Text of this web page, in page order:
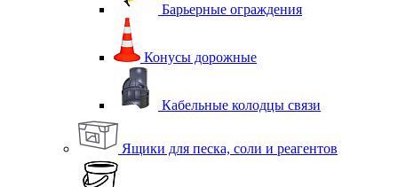
Барьерные ограждения
Конусы дорожные
Кабельные колодцы связи
Ящики для песка, соли и реагентов